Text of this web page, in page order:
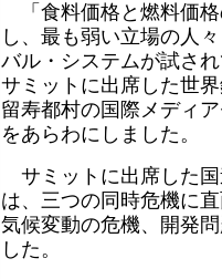
「食料価格と燃料価
し、最も弱い立場の人
バル・システムが試さ
サミットに出席した世
留寿都村の国際メディ
をあらわにしました。
サミットに出席した
は、三つの同時危機に
気候変動の危機、開発
した。